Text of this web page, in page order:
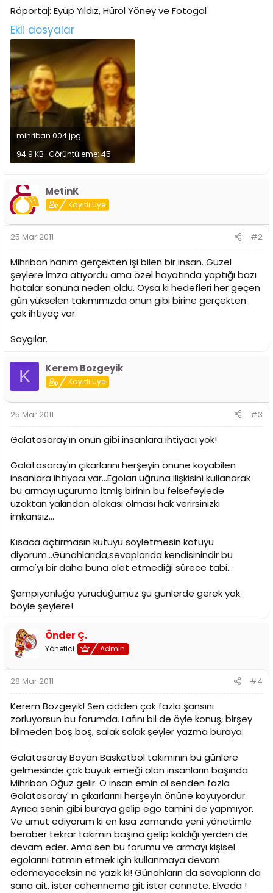
Röportaj: Eyüp Yıldız, Hürol Yöney ve Fotogol
Ekli dosyalar
mihriban 004.jpg
94.9 KB · Görüntüleme: 45
MetinK
Kayıtlı Üye
25 Mar 2011 #2
Mihriban hanım gerçekten işi bilen bir insan. Güzel
şeylere imza atıyordu ama özel hayatında yaptığı bazı
hatalar sonuna neden oldu. Oysa ki hedefleri her geçen
gün yükselen takımımızda onun gibi birine gerçekten
çok ihtiyaç var.
Saygılar.
K Kerem Bozgeyik
Kayıtlı Üye
25 Mar 2011 #3
Galatasaray'ın onun gibi insanlara ihtiyacı yok!
Galatasaray'ın çıkarlarını herşeyin önüne koyabilen
insanlara ihtiyacı var...Egoları uğruna ilişkisini kullanarak
bu armayı uçuruma itmiş birinin bu felsefeylede
uzaktan yakından alakası olması hak verirsinizki
imkansız...
Kısaca açtırmasın kutuyu söyletmesin kötüyü
diyorum...Günahlarıda,sevaplarıda kendisinindir bu
arma'yı bir daha buna alet etmediği sürece tabi...
Şampiyonluğa yürüdüğümüz şu günlerde gerek yok
böyle şeylere!
Önder Ç.
Yönetici Admin
28 Mar 2011 #4
Kerem Bozgeyik! Sen cidden çok fazla şansını
zorluyorsun bu forumda. Lafını bil de öyle konuş, birşey
bilmeden boş boş, salak salak şeyler yazma buraya.
Galatasaray Bayan Basketbol takımının bu günlere
gelmesinde çok büyük emeği olan insanların başında
Mihriban Oğuz gelir. O insan emin ol senden fazla
Galatasaray' ın çıkarlarını herşeyin önüne koyuyordur.
Ayrıca senin gibi buraya gelip ego tamini de yapmıyor.
Ve umut ediyorum ki en kısa zamanda yeni yönetimle
beraber tekrar takımın başına gelip kaldığı yerden de
devam eder. Ama sen bu forumu ve armayı kişisel
egolarını tatmin etmek için kullanmaya devam
edemeyeceksin ne yazık ki! Günahların da sevapların da
sana ait, ister cehenneme git ister cennete. Elveda !